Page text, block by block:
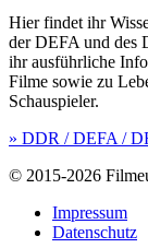
Hier findet ihr
der DEFA und des
ihr ausführliche
Filme sowie zu
Schauspieler.
» DDR / DEFA /
© 2015-2026
Impressum
Datenschutz